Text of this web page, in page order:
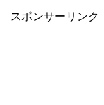
スポンサーリンク